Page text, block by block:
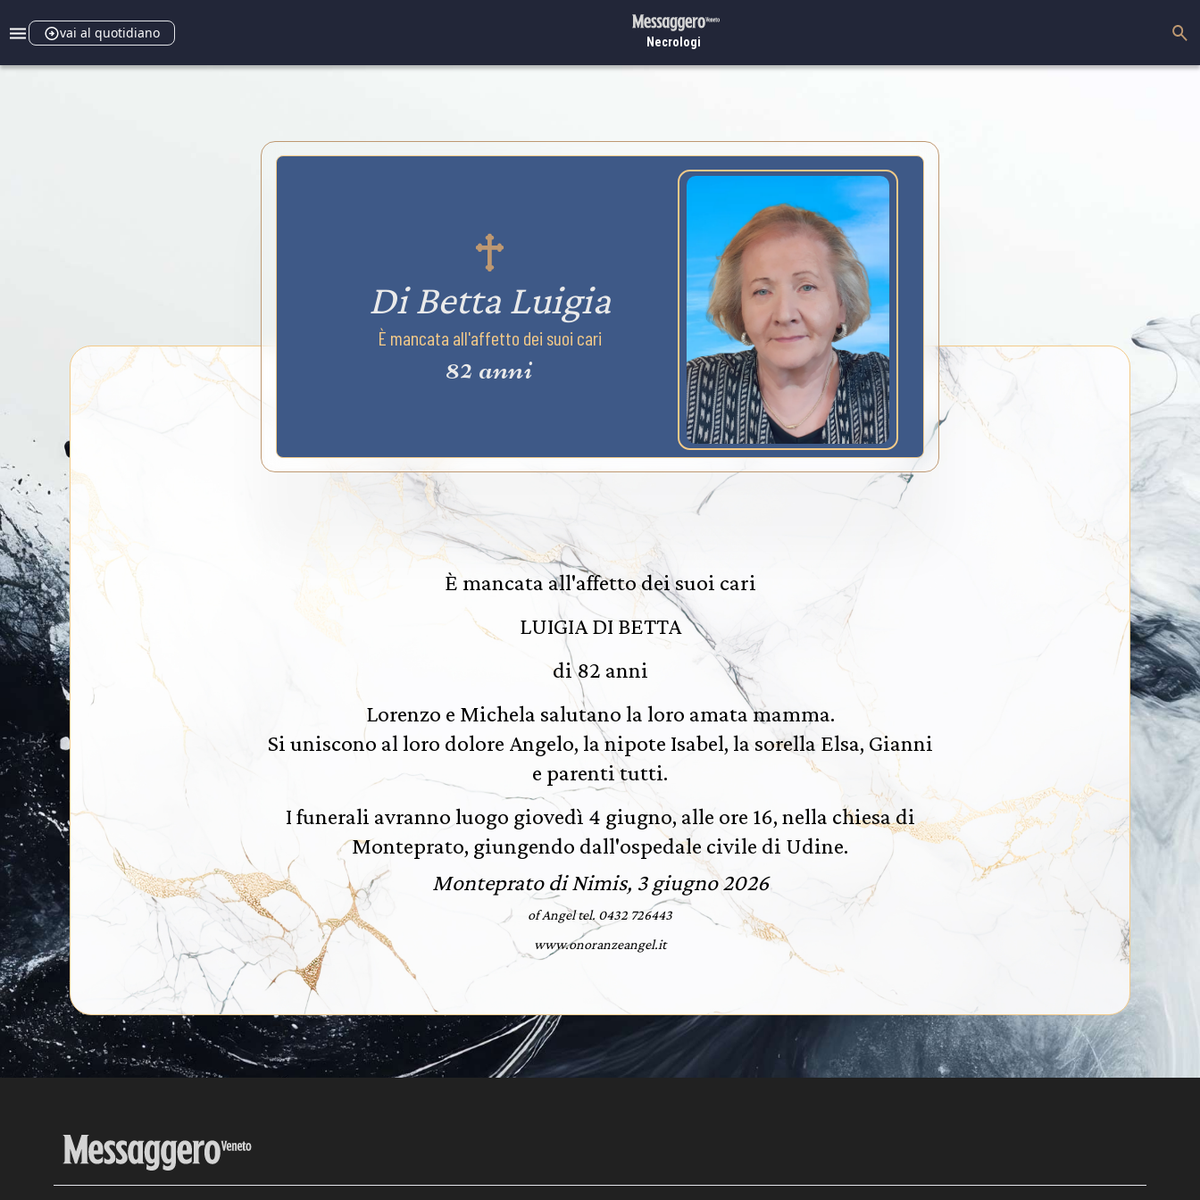
vai al quotidiano
Necrologi
Di Betta Luigia
È mancata all'affetto dei suoi cari
82 anni
È mancata all'affetto dei suoi cari
LUIGIA DI BETTA
di 82 anni
Lorenzo e Michela salutano la loro amata mamma.
Si uniscono al loro dolore Angelo, la nipote Isabel, la sorella Elsa, Gianni
e parenti tutti.
I funerali avranno luogo giovedì 4 giugno, alle ore 16, nella chiesa di
Monteprato, giungendo dall'ospedale civile di Udine.
Monteprato di Nimis, 3 giugno 2026
of Angel tel. 0432 726443
www.onoranzeangel.it